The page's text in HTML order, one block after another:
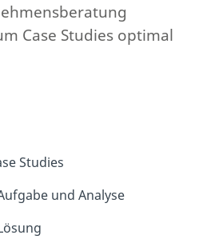
Case Studies optimal
Studies
und Analyse